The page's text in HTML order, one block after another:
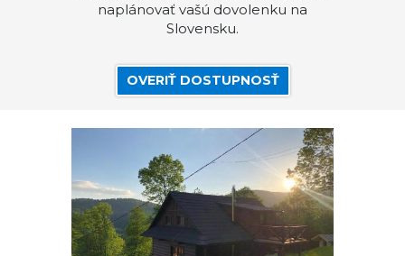
naplánovať vašú dovolenku na
Slovensku.
OVERIŤ DOSTUPNOSŤ